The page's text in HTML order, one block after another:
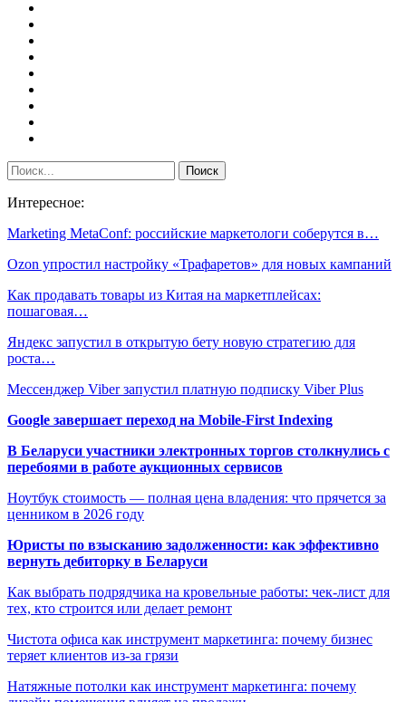
Интересное:
Marketing MetaConf: российские маркетологи соберутся в…
Ozon упростил настройку «Трафаретов» для новых кампаний
Как продавать товары из Китая на маркетплейсах:
пошаговая…
Яндекс запустил в открытую бету новую стратегию для
роста…
Мессенджер Viber запустил платную подписку Viber Plus
Google завершает переход на Mobile-First Indexing
В Беларуси участники электронных торгов столкнулись с
перебоями в работе аукционных сервисов
Ноутбук стоимость — полная цена владения: что прячется за
ценником в 2026 году
Юристы по взысканию задолженности: как эффективно
вернуть дебиторку в Беларуси
Как выбрать подрядчика на кровельные работы: чек-лист для
тех, кто строится или делает ремонт
Чистота офиса как инструмент маркетинга: почему бизнес
теряет клиентов из-за грязи
Натяжные потолки как инструмент маркетинга: почему